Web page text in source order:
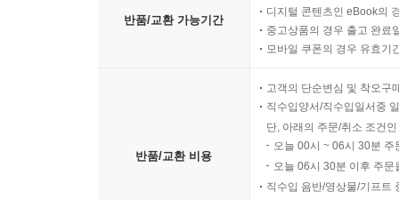
반품/교환 가능기간
디지털 콘텐츠인 eBook의
중고상품의 경우 출고 완료
모바일 쿠폰의 경우 유효기
반품/교환 비용
고객의 단순변심 및 착오구
직수입양서/직수입일서중
단, 아래의 주문/취소 조건
오늘 00시 ~ 06시 30분
오늘 06시 30분 이후 주
직수입 음반/영상물/기프트